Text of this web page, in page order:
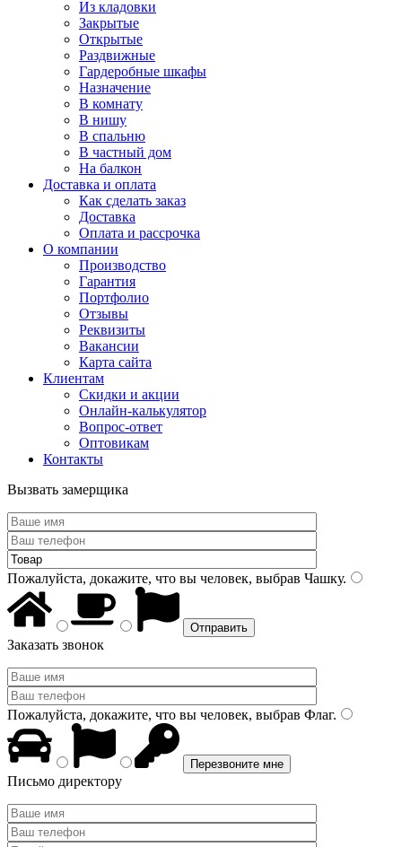
Из кладовки
Закрытые
Открытые
Раздвижные
Гардеробные шкафы
Назначение
В комнату
В нишу
В спальню
В частный дом
На балкон
Доставка и оплата
Как сделать заказ
Доставка
Оплата и рассрочка
О компании
Производство
Гарантия
Портфолио
Отзывы
Реквизиты
Вакансии
Карта сайта
Клиентам
Скидки и акции
Онлайн-калькулятор
Вопрос-ответ
Оптовикам
Контакты
Вызвать замерщика
Пожалуйста, докажите, что вы человек, выбрав Чашку.
Заказать звонок
Пожалуйста, докажите, что вы человек, выбрав Флаг.
Письмо директору